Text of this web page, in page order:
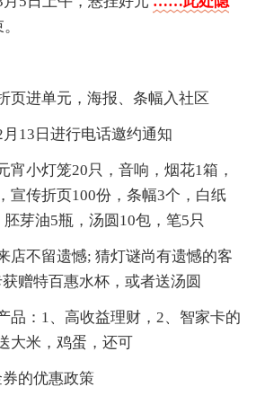
页进单元，海报、条幅入社区
13日进行电话邀约通知
宵小灯笼20只，音响，烟花1箱，
宣传折页100份，条幅3个，白纸
芽油5瓶，汤圆10包，笔5只
店不留遗憾; 猜灯谜尚有遗憾的客
赠特百惠水杯，或者送汤圆
品：1、高收益理财，2、智家卡的
大米，鸡蛋，还可
的优惠政策